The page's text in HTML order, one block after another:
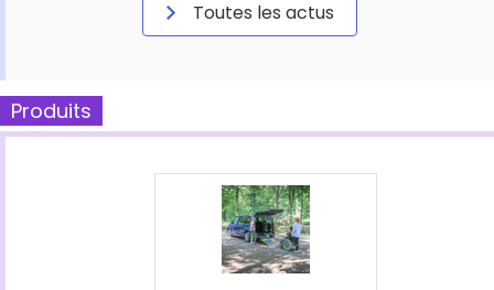
Toutes les actus
Produits